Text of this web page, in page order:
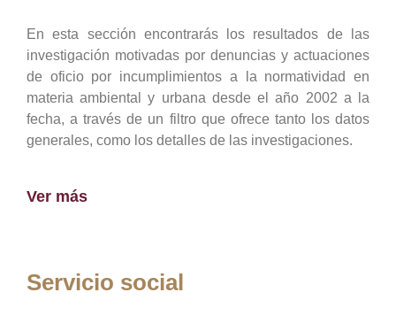
En esta sección encontrarás los resultados de las
investigación motivadas por denuncias y actuaciones
de oficio por incumplimientos a la normatividad en
materia ambiental y urbana desde el año 2002 a la
fecha, a través de un filtro que ofrece tanto los datos
generales, como los detalles de las investigaciones.
Ver más
Servicio social